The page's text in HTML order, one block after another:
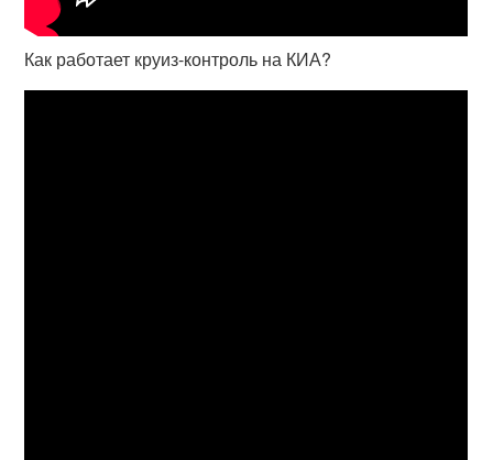
Как работает круиз-контроль на КИА?